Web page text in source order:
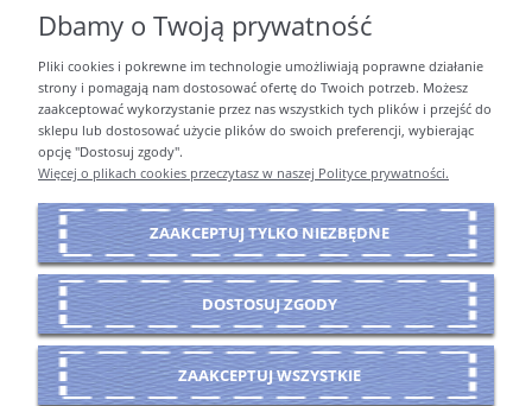
PŁATNOŚCI I DOSTAWA
INFORMACJE
O NAS
POKAŻ PEŁNĄ WERSJĘ STRONY
Sklep internetowy Shoper Premium
Dbamy o Twoją prywatność
Pliki cookies i pokrewne im technologie umożliwiają poprawne działanie
strony i pomagają nam dostosować ofertę do Twoich potrzeb. Możesz
zaakceptować wykorzystanie przez nas wszystkich tych plików i przejść do
sklepu lub dostosować użycie plików do swoich preferencji, wybierając
opcję "Dostosuj zgody".
Więcej o plikach cookies przeczytasz w naszej Polityce prywatności.
ZAAKCEPTUJ TYLKO NIEZBĘDNE
DOSTOSUJ ZGODY
ZAAKCEPTUJ WSZYSTKIE